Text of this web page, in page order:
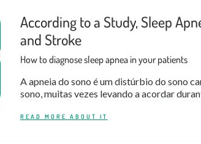
According to a Study, Sleep
and Stroke
How to diagnose sleep apnea in your patients
A apneia do sono é um distúrbio do sono
sono, muitas vezes levando a acordar
READ MORE ABOUT IT